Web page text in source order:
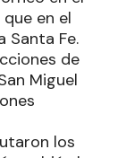
en el
Santa Fe.
de
Miguel
los